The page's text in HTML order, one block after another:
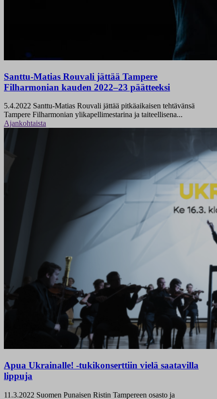
Santtu-Matias Rouvali jättää Tampere
Filharmonian kauden 2022–23 päätteeksi
5.4.2022 Santtu-Matias Rouvali jättää pitkäaikaisen tehtävänsä
Tampere Filharmonian ylikapellimestarina ja taiteellisena...
Ajankohtaista
Apua Ukrainalle! -tukikonserttiin vielä saatavilla
lippuja
11.3.2022 Suomen Punaisen Ristin Tampereen osasto ja